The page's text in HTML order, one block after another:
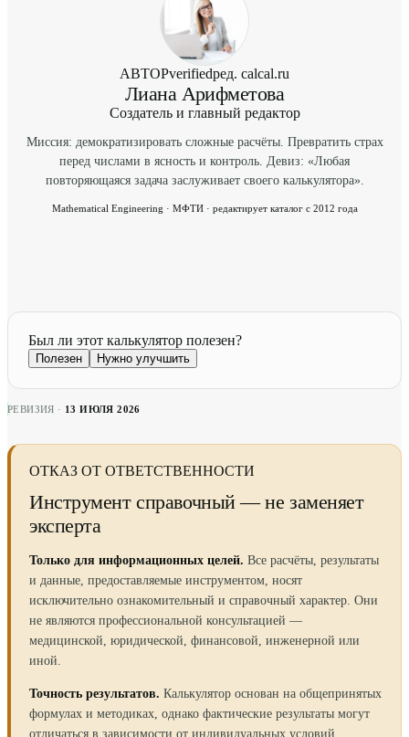
АВТОРverifiedред. calcal.ru
Лиана Арифметова
Создатель и главный редактор
Миссия: демократизировать сложные расчёты. Превратить страх
перед числами в ясность и контроль. Девиз: «Любая
повторяющаяся задача заслуживает своего калькулятора».
Mathematical Engineering · МФТИ · редактирует каталог с 2012 года
Был ли этот калькулятор полезен?
Полезен Нужно улучшить
РЕВИЗИЯ · 13 ИЮЛЯ 2026
ОТКАЗ ОТ ОТВЕТСТВЕННОСТИ
Инструмент справочный — не заменяет
эксперта
Только для информационных целей. Все расчёты, результаты
и данные, предоставляемые инструментом, носят
исключительно ознакомительный и справочный характер. Они
не являются профессиональной консультацией —
медицинской, юридической, финансовой, инженерной или
иной.
Точность результатов. Калькулятор основан на общепринятых
формулах и методиках, однако фактические результаты могут
отличаться в зависимости от индивидуальных условий,